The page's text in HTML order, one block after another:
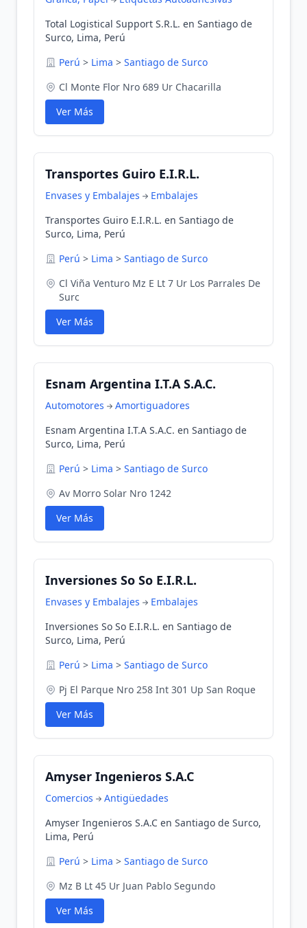
Total Logistical Support S.R.L. en Santiago de
Surco, Lima, Perú
Perú > Lima > Santiago de Surco
Cl Monte Flor Nro 689 Ur Chacarilla
Ver Más
Transportes Guiro E.I.R.L.
Envases y Embalajes
Embalajes
Transportes Guiro E.I.R.L. en Santiago de
Surco, Lima, Perú
Perú > Lima > Santiago de Surco
Cl Viña Venturo Mz E Lt 7 Ur Los Parrales De
Surc
Ver Más
Esnam Argentina I.T.A S.A.C.
Automotores
Amortiguadores
Esnam Argentina I.T.A S.A.C. en Santiago de
Surco, Lima, Perú
Perú > Lima > Santiago de Surco
Av Morro Solar Nro 1242
Ver Más
Inversiones So So E.I.R.L.
Envases y Embalajes
Embalajes
Inversiones So So E.I.R.L. en Santiago de
Surco, Lima, Perú
Perú > Lima > Santiago de Surco
Pj El Parque Nro 258 Int 301 Up San Roque
Ver Más
Amyser Ingenieros S.A.C
Comercios
Antigüedades
Amyser Ingenieros S.A.C en Santiago de Surco,
Lima, Perú
Perú > Lima > Santiago de Surco
Mz B Lt 45 Ur Juan Pablo Segundo
Ver Más